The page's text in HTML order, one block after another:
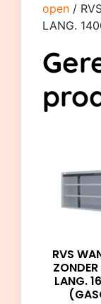
open /
LANG.
RVS
LANG.